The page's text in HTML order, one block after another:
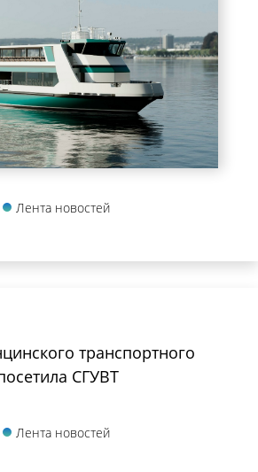
Лента новостей
транспортного
СГУВТ
Лента новостей